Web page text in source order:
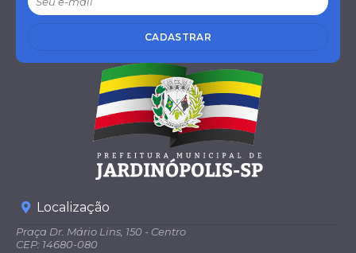
CADASTRAR
Localização
Praça Dr. Mário Lins, 150 - Centro
CEP: 14680-080